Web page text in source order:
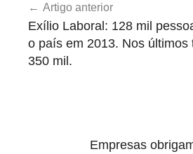
de
artigos
Artigo anterior
Exílio Laboral: 128 mil
o país em 2013. Nos últimos
350 mil.
Empresas